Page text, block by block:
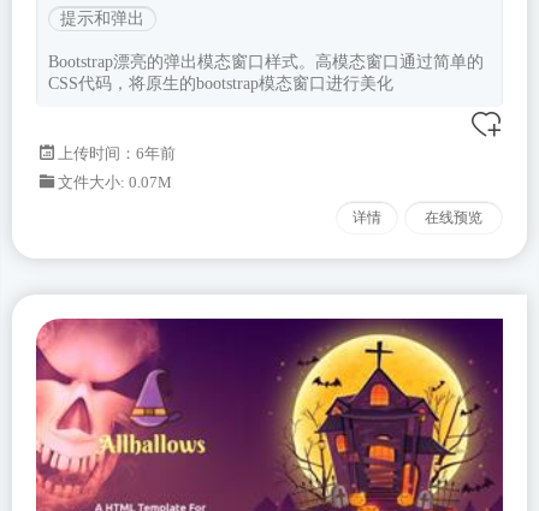
提示和弹出
Bootstrap漂亮的弹出模态窗口样式。高模态窗口通过简单的
CSS代码，将原生的bootstrap模态窗口进行美化
上传时间：6年前
文件大小: 0.07M
详情 在线预览